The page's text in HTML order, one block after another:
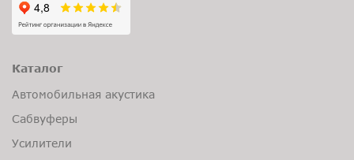
Каталог
Автомобильная акустика
Сабвуферы
Усилители